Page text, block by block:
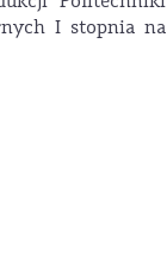
I stopnia na